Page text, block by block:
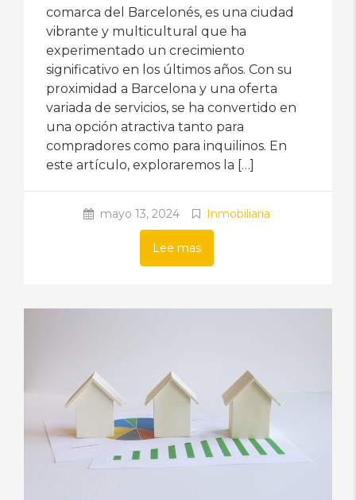
comarca del Barcelonés, es una ciudad
vibrante y multicultural que ha
experimentado un crecimiento
significativo en los últimos años. Con su
proximidad a Barcelona y una oferta
variada de servicios, se ha convertido en
una opción atractiva tanto para
compradores como para inquilinos. En
este artículo, exploraremos la […]
mayo 13, 2024 Inmobiliaria
Lee mas